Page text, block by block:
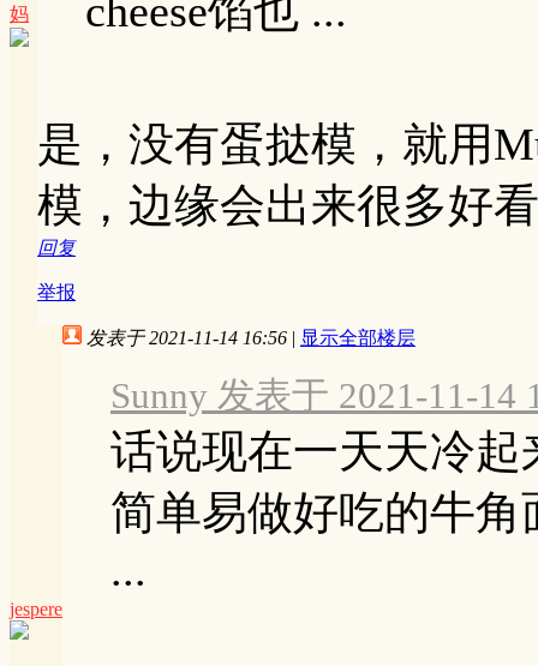
妈
cheese馅也 ...
是，没有蛋挞模，就用
模，边缘会出来很多好
回复
举报
jespere
发表于 2021-11-14 16:56 | 显示全部楼层
Sunny 发表于 2021-11-14
话说现在一天天冷
简单易做好吃的牛角
...